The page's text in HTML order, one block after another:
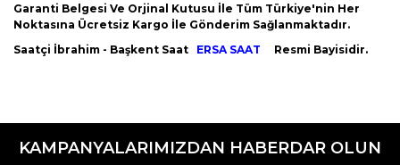
Garanti Belgesi Ve Orjinal Kutusu İle Tüm Türkiye'nin Her
Noktasına Ücretsiz Kargo İle Gönderim Sağlanmaktadır.
Saatçi İbrahim - Başkent Saat ERSA SAAT Resmi Bayisidir.
konularda yetersiz gördüğünüz noktaları öneri formunu
Görüş ve önerileriniz için teşekkür ederiz.
KAMPANYALARIMIZDAN HABERDAR OLUN